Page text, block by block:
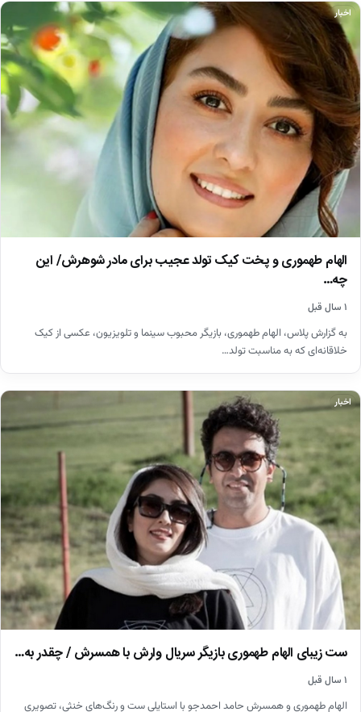
اخبار
الهام طهموری و پخت کیک تولد عجیب برای مادر شوهرش/ این
چه…
۱ سال قبل
به گزارش پلاس، الهام طهموری، بازیگر محبوب سینما و تلویزیون، عکسی از کیک
خلاقانه‌ای که به مناسبت تولد…
اخبار
ست زیبای الهام طهموری بازیگر سریال وارش با همسرش / چقدر به…
۱ سال قبل
الهام طهموری و همسرش حامد احمدجو با استایلی ست و رنگ‌های خنثی، تصویری